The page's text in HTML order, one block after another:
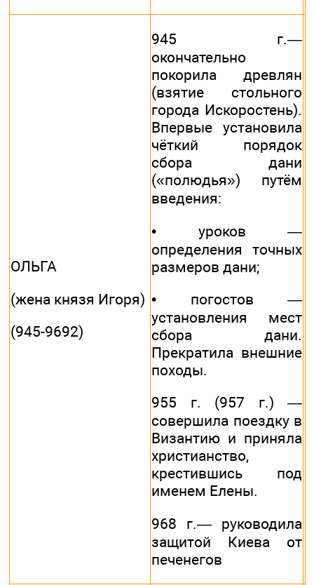
ОЛЬГА
(жена князя Игоря)
(945-9692)
945 г.—
окончательно
покорила древлян
(взятие стольного
города Искоростень).
Впервые установила
чёткий порядок
сбора дани
(«полюдья») путём
введения:
• уроков —
определения точных
размеров дани;
• погостов —
установления мест
сбора дани.
Прекратила внешние
походы.
955 г. (957 г.) —
совершила поездку в
Византию и приняла
христианство,
крестившись под
именем Елены.
968 г.— руководила
защитой Киева от
печенегов